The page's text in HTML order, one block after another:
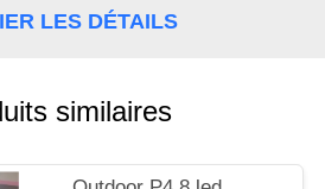
LES DÉTAILS
similaires